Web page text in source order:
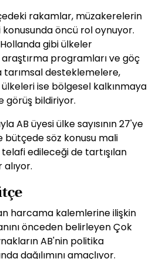
rakamlar, müzakerelerin
öncü rol oynuyor.
gibi ülkeler
programları ve göç
tarımsal desteklemelere,
ise bölgesel kalkınmaya
görüş bildiriyor.
AB üyesi ülke sayısının 27'ye
bütçede söz konusu mali
edileceği de tartışılan
alıyor.
harcama kalemlerine ilişkin
önceden belirleyen Çok
AB'nin politika
dağılımını amaçlıyor.